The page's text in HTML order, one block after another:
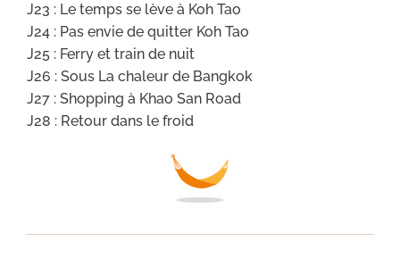
J23 : Le temps se lève à Koh Tao
J24 : Pas envie de quitter Koh Tao
J25 : Ferry et train de nuit
J26 : Sous La chaleur de Bangkok
J27 : Shopping à Khao San Road
J28 : Retour dans le froid